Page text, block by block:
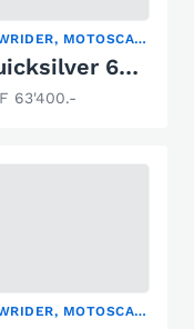
BOWRIDER, MOTOSCAFO
Quicksilver 675 Bowrider
63'400.-
BOWRIDER, MOTOSCAFO